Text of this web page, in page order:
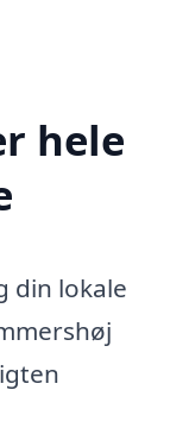
hele
din lokale